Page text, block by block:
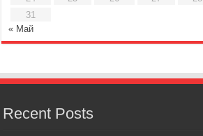
31
« Май
Recent Posts